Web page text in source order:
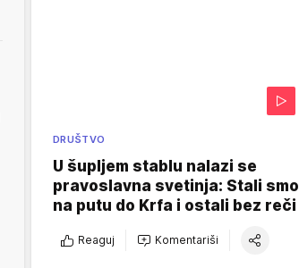
DRUŠTVO
U šupljem stablu nalazi se
pravoslavna svetinja: Stali smo
na putu do Krfa i ostali bez reči
Reaguj Komentariši